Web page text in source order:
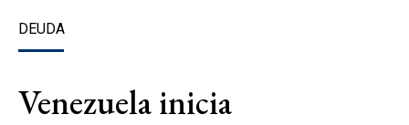
DEUDA
Venezuela inicia